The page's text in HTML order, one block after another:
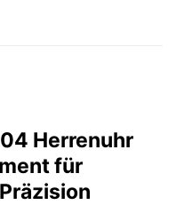
Herrenuhr
für